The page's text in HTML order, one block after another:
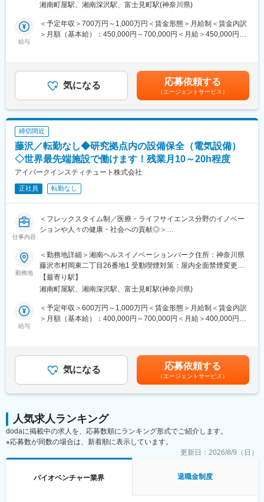
今回は拡大期を迎える当社のコーポレートストラテジー アンド プ
ランニング部門で、施設を運営する上で生まれる課題の解決やさ
らなる事業発展を推進するプロジェクトの実行に携わっていただ
ご本人の特性に合わせて下記業務をお任せします。
・中長期経営計画の立案及び推進、経営方針、経営方策の立案
・社内の課題を特定し、部門横断でのプロジェクト組成・推進
組みの計画・実行
◆推進中のプロジェクト例
ITのプラットフォーム改定／業務改善、業務効率化／入居テナン
トから依頼を受ける購買フロー管理や改善／今後の拠点拡大 な
略、経営計画、財務経理、IT機能を中心に、当社の運営の全体管
理を担っています。一般的なバックオフィス機能に加えて、湘南
する様々な業務を推進しています。現在の部門メンバーは5名で、
それぞれが専門性の高い業務を担っています。
◆仕事のやりがい
イクルを主導できる
・戦略をオペレーションに落とし込み、事業を動かす経験ができ
◆本職務で身につく知識・スキル・経験
◆キャリアパス
入社後は、社内課題の特定と部門横断プロジェクトの推進を、上
長へのレポートのもと担当していただきます。徐々に大規模なプ
ロジェクトや新規事業をリードしていただき、将来的には経営戦
ことを想定しております。
変更の範囲：会社の定める業務
湘南町屋駅、湘南深沢駅、富士見町駅(神奈川県)
給与
＜予定年収＞700万円～1,000万円＜賃金形態＞月給制＜賃金内訳
＞月額（基本給）：450,000円～700,000円＜月給＞450,000円～
上下する可能性があります。月給(月額)は固定手当を含めた表記で
す。
気になる 応募依頼する
（エージェントサービス）
締切間近
藤沢／転勤なし◆研究拠点内の設備保全（電気設備）
◇世界最先端施設で働けます！残業月10～20h程度
アイパークインスティチュート株式会社
正社員 転勤なし
仕事内容
＜フレックスタイム制／医療・ライフサイエンス分野のイノベー
ションや人々の健康・社会への貢献◎＞
■業務内容：
世界最大規模のライフサイエンス研究拠点である湘南ヘルスイノ
ベーションパークの運営を支える、エンジニアリング（電気担
当）を募集しています。
＜具体的に＞
・ライフサイエンス研究設備の保全（電気〈強電/弱電〉、計装、
・改造工事と設備更新（電気や計装分野における工事立案、予算
検討、設計、見積依頼、発注管理、工事管理、予算管理）
・電気、計装、情報分野に関連する技術情報管理、新技術評価
施内容の確認・管理
■身につくスキル：
・ライフサイエンス研究設備の保全、用役供給、運転管理、設備
・自家用電気工作物（特別高圧・高圧）の維持管理の知識とスキ
・ライフサイエンス分野特有のGLP・薬事法等の規制知識
勤務地
＜勤務地詳細＞湘南ヘルスイノベーションパーク住所：神奈川県
藤沢市村岡東二丁目26番地1 受動喫煙対策：屋内全面禁煙変更の
範囲：無
【最寄り駅】
湘南町屋駅、湘南深沢駅、富士見町駅(神奈川県)
給与
＜予定年収＞600万円～1,000万円＜賃金形態＞月給制＜賃金内訳
＞月額（基本給）：400,000円～700,000円＜月給＞400,000円～
上下する可能性があります。月給(月額)は固定手当を含めた表記で
す。
気になる 応募依頼する
（エージェントサービス）
人気求人ランキング
dodaに掲載中の求人を、応募数順にランキング形式でご紹介します。
※応募数が同数の場合は、新着順に表示しています。
更新日： 2026/8/9（日）
バイオベンチャー業界 退職金制度